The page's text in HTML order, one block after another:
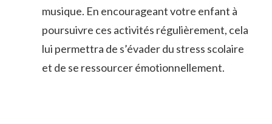
⁤musique. En encourageant votre enfant à
poursuivre ⁣ces activités régulièrement, cela
lui permettra‌ de s’évader du stress scolaire
et ​de se ressourcer émotionnellement.